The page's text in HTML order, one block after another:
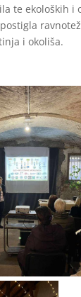
te ekoloških i
i okoliša.